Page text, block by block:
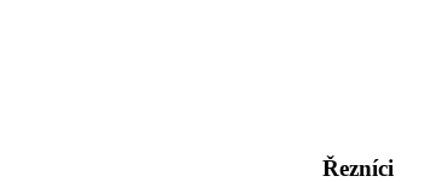
Řezníci